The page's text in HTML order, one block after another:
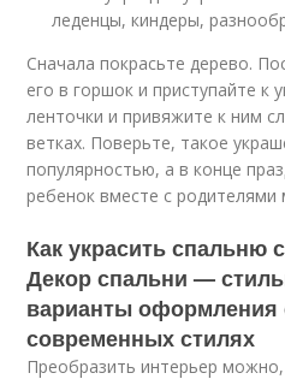
леденцы, киндеры,
Сначала покрасьте дерево.
его в горшок и приступайте к
ленточки и привяжите к ним
ветках. Поверьте, такое
популярностью, а в конце
ребенок вместе с родителями
Как украсить спальню
Декор спальни —
варианты оформления
современных стилях
Преобразить интерьер